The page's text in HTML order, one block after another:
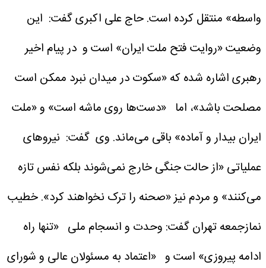
واسطه» منتقل کرده است.حاج علی اکبری گفت: این
وضعیت «روایت فتح ملت ایران» است و در پیام اخیر
رهبری اشاره شده که «سکوت در میدان نبرد ممکن است
مصلحت باشد»، اما «دست‌ها روی ماشه است» و «ملت
ایران بیدار و آماده» باقی می‌ماند. وی گفت: نیروهای
عملیاتی «از حالت جنگی خارج نمی‌شوند بلکه نفس تازه
می‌کنند» و مردم نیز «صحنه را ترک نخواهند کرد».خطیب
نمازجمعه تهران گفت: وحدت و انسجام ملی «تنها راه
ادامه پیروزی» است و «اعتماد به مسئولان عالی و شورای